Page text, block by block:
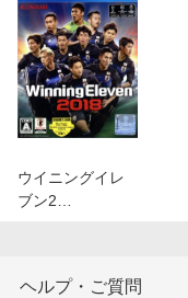
ウイニングイレ
ブン2…
ヘルプ・ご質問